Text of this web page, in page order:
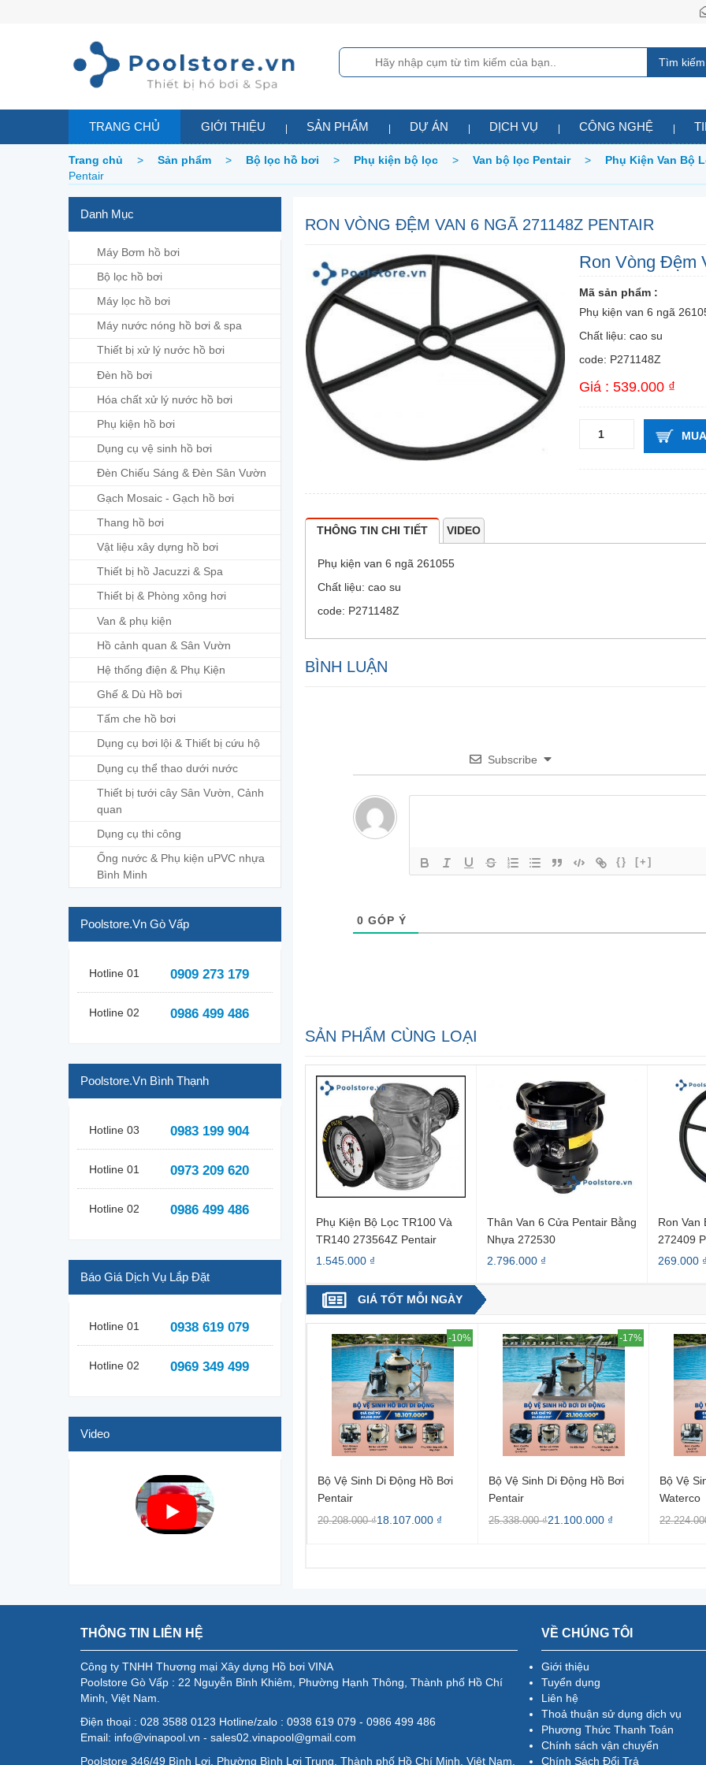
Tìm kiếm
TRANG CHỦ GIỚI THIỆU SẢN PHẨM DỰ ÁN DỊCH VỤ CÔNG NGHỆ
Trang chủ > Sản phẩm > Bộ lọc hồ bơi > Phụ kiện bộ lọc > Van bộ lọc Pentair >
Phụ Kiện Van Bộ
Pentair
Danh Mục
Máy Bơm hồ bơi
Bộ lọc hồ bơi
Máy lọc hồ bơi
Máy nước nóng hồ bơi & spa
Thiết bị xử lý nước hồ bơi
Đèn hồ bơi
Hóa chất xử lý nước hồ bơi
Phụ kiện hồ bơi
Dụng cụ vệ sinh hồ bơi
Đèn Chiếu Sáng & Đèn Sân Vườn
Gạch Mosaic - Gạch hồ bơi
Thang hồ bơi
Vật liệu xây dựng hồ bơi
Thiết bị hồ Jacuzzi & Spa
Thiết bị & Phòng xông hơi
Van & phụ kiện
Hồ cảnh quan & Sân Vườn
Hệ thống điện & Phụ Kiện
Ghế & Dù Hồ bơi
Tấm che hồ bơi
Dụng cụ bơi lội & Thiết bị cứu hộ
Dụng cụ thể thao dưới nước
Thiết bị tưới cây Sân Vườn, Cảnh
quan
Dụng cụ thi công
Ống nước & Phụ kiện uPVC nhựa
Bình Minh
Poolstore.vn Gò Vấp
Hotline 01 0909 273 179
Hotline 02 0986 499 486
Poolstore.vn Bình Thạnh
Hotline 03 0983 199 904
Hotline 01 0973 209 620
Hotline 02 0986 499 486
Báo Giá Dịch Vụ Lắp Đặt
Hotline 01 0938 619 079
Hotline 02 0969 349 499
Video
RON VÒNG ĐỆM VAN 6 NGÃ 271148Z PENTAIR
Ron Vòng Đệm
Mã sản phẩm :
Phụ kiện van 6 ngã
Chất liệu: cao su
code: P271148Z
Giá : 539.000 ₫
THÔNG TIN CHI TIẾT VIDEO
Phụ kiện van 6 ngã 261055
Chất liệu: cao su
code: P271148Z
BÌNH LUẬN
Subscribe
{} [+]
0 GÓP Ý
SẢN PHẨM CÙNG LOẠI
1.221.000 ₫
Phụ Kiện Bộ Lọc TR100 Và
TR140 273564Z Pentair
1.545.000 ₫
Thân Van 6 Cửa Pentair Bằng
Nhựa 272530
2.796.000 ₫
Ron Van
272409
269.000
GIÁ TỐT MỖI NGÀY
Bộ Vệ Sinh Di Động Hồ Bơi
Peraqua (lọc Cát)
28.732.000 ₫21.769.000 ₫
-10%
Bộ Vệ Sinh Di Động Hồ Bơi
Pentair
20.208.000 ₫18.107.000 ₫
-17%
Bộ Vệ Sinh Di Động Hồ Bơi
Pentair
25.338.000 ₫21.100.000 ₫
Bộ Vệ
Waterco
THÔNG TIN LIÊN HỆ
Công ty TNHH Thương mại Xây dựng Hồ bơi VINA
Poolstore Gò Vấp : 22 Nguyễn Bỉnh Khiêm, Phường Hạnh Thông, Thành phố Hồ Chí
Minh, Việt Nam.
Điện thoại : 028 3588 0123 Hotline/zalo : 0938 619 079 - 0986 499 486
Email: info@vinapool.vn - sales02.vinapool@gmail.com
Poolstore 346/49 Bình Lợi, Phường Bình Lợi Trung, Thành phố Hồ Chí Minh, Việt Nam.
VỀ CHÚNG TÔI
Giới thiệu
Tuyển dụng
Liên hệ
Thoả thuận sử dụng dịch vụ
Phương Thức Thanh Toán
Chính sách vận chuyển
Chính Sách Đổi Trả